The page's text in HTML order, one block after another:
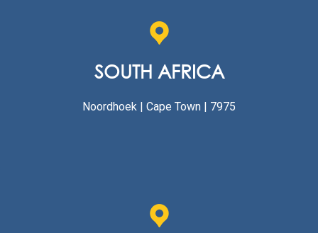
SOUTH AFRICA
Noordhoek | Cape Town | 7975